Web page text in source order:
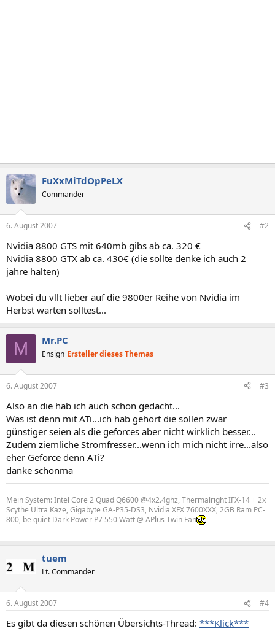
FuXxMiTdOpPeLX
Commander
6. August 2007 #2
Nvidia 8800 GTS mit 640mb gibs ab ca. 320 €
Nvidia 8800 GTX ab ca. 430€ (die sollte denke ich auch 2
jahre halten)
Wobei du vllt lieber auf die 9800er Reihe von Nvidia im
Herbst warten solltest...
M Mr.PC
Ensign Ersteller dieses Themas
6. August 2007 #3
Also an die hab ich auch schon gedacht...
Was ist denn mit ATi...ich hab gehört die sollen zwar
günstiger seien als die geforces aber nicht wirklich besser...
Zudem ziemliche Stromfresser...wenn ich mich nicht irre...also
eher Geforce denn ATi?
danke schonma
Mein System: Intel Core 2 Quad Q6600 @4x2.4ghz, Thermalright IFX-14 + 2x
Scythe Ultra Kaze, Gigabyte GA-P35-DS3, Nvidia XFX 7600XXX, 2GB Ram PC-
800, be quiet Dark Power P7 550 Watt @ APlus Twin Fan
tuem
Lt. Commander
6. August 2007 #4
Es gibt da diesen schönen Übersichts-Thread: ***Klick***